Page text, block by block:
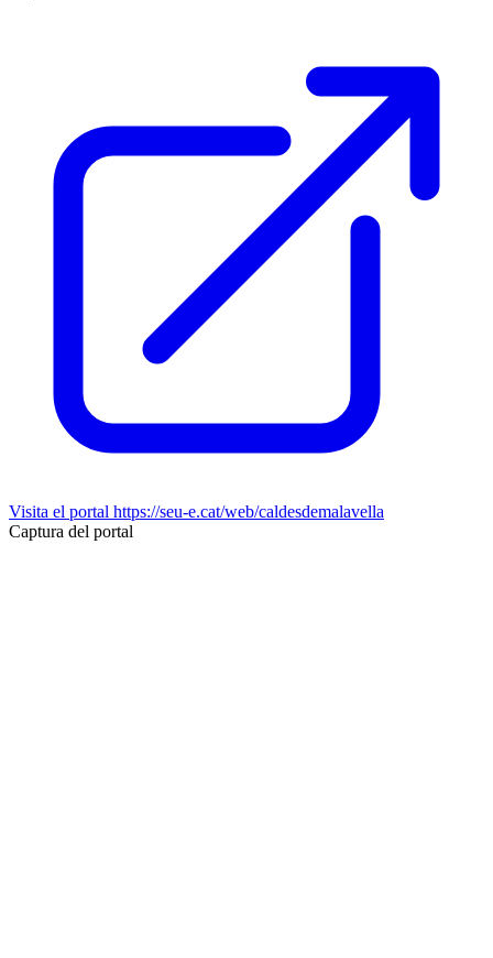
Visita el portal https://seu-e.cat/web/caldesdemalavella
Captura del portal